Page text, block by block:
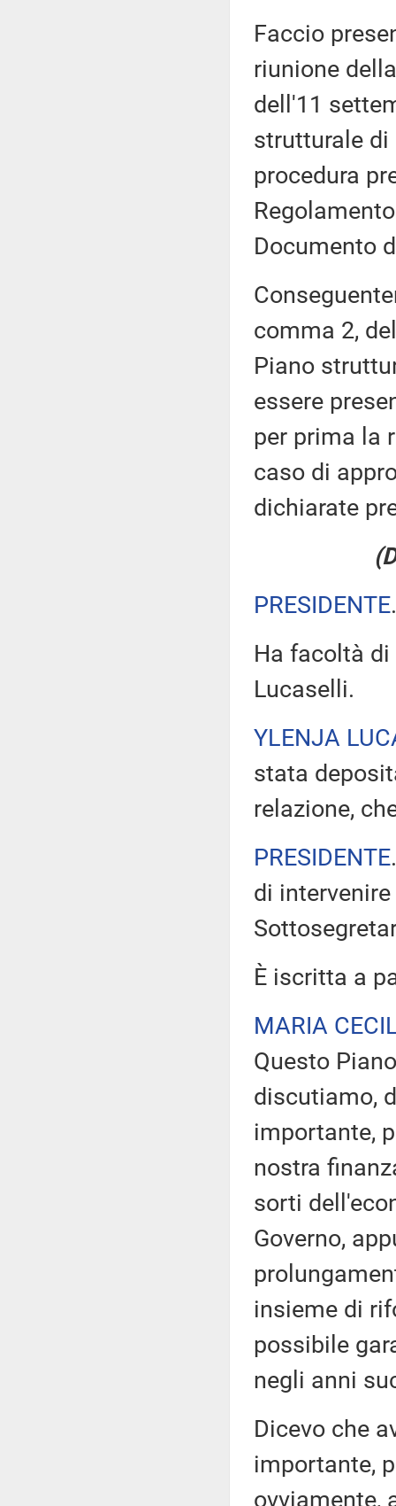
Faccio
riunione
dell'11
strutturale
procedura
Documento
comma 2,
Piano
essere
per prima la
caso di
dichiarate
PRESIDENTE
Ha facoltà
Lucaselli.
YLENJA
stata
relazione,
PRESIDENTE
di
È iscritta a
MARIA
Questo
discutiamo,
importante,
nostra
sorti
Governo,
insieme di
possibile
negli anni
Dicevo che
importante,
ovviamente,